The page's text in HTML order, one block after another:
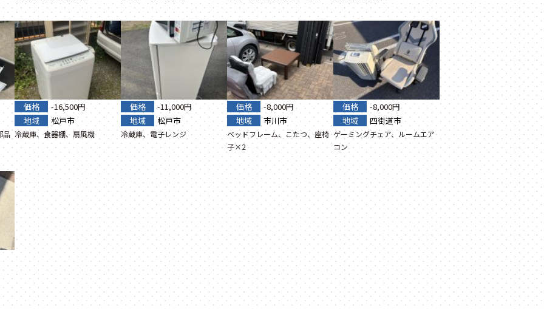
品
価格
-16,500円
地域
松戸市
冷蔵庫、食器棚、扇風機
価格
-11,000円
地域
松戸市
冷蔵庫、電子レンジ
価格
-8,000円
地域
市川市
ベッドフレーム、こたつ、座椅
子×2
価格
-8,000円
地域
四街道市
ゲーミングチェア、ルームエア
コン